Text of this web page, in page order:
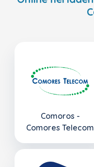
Comoros -
Comores Telecom